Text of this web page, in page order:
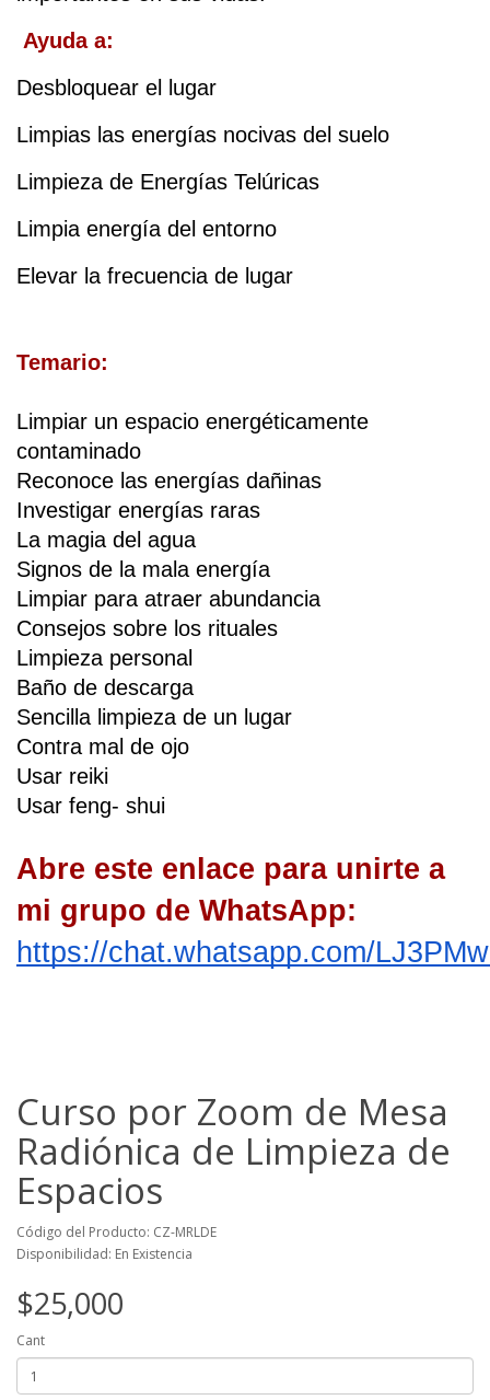
Ayuda a:
Desbloquear el lugar
Limpias las energías nocivas del suelo
Limpieza de Energías Telúricas
Limpia energía del entorno
Elevar la frecuencia de lugar
Temario:
Limpiar un espacio energéticamente
contaminado
Reconoce las energías dañinas
Investigar energías raras
La magia del agua
Signos de la mala energía
Limpiar para atraer abundancia
Consejos sobre los rituales
Limpieza personal
Baño de descarga
Sencilla limpieza de un lugar
Contra mal de ojo
Usar reiki
Usar feng- shui
Abre este enlace para unirte a
https://chat.whatsapp.com/
Curso por Zoom de Mesa
Radiónica de Limpieza de
Espacios
Código del Producto: CZ-MRLDE
Disponibilidad: En Existencia
$25,000
Cant